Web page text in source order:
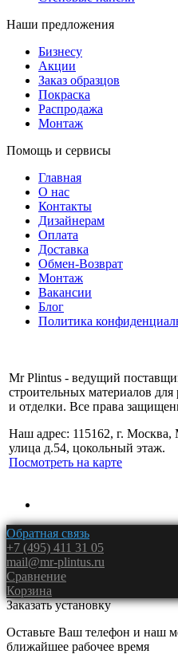
Наши предложения
Бизнесу
Акции
Заказ образцов
Покраска
Распродажа
Монтаж
Помощь и сервисы
Главная
О нас
Контакты
Дизайнерам
Оплата
Доставка
Обмен-Возврат
Монтаж
Вакансии
Блог
Политика
Mr Plintus - ведущий
строительных материалов для
и отделки. Все права
Наш адрес: 115162, г.
улица д.54, цокольный этаж.
Посмотреть на карте
Обратная связь
+7 (495) 411 31 05
mail@mr-plintus.ru
Сравнение
Корзина
Заказать установку
Оставьте Ваш телефон и наш
ближайшее рабочее время